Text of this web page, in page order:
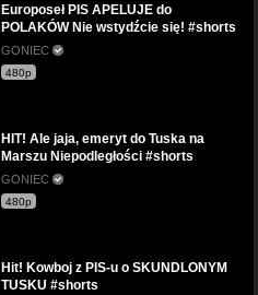
Europoseł PIS APELUJE do
POLAKÓW Nie wstydźcie się! #shorts
GONIEC
480p
HIT! Ale jaja, emeryt do Tuska na
Marszu Niepodległości #shorts
GONIEC
480p
Hit! Kowboj z PIS-u o SKUNDLONYM
TUSKU #shorts